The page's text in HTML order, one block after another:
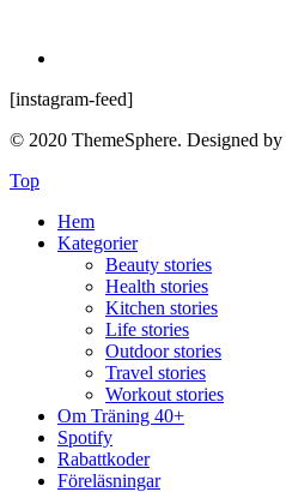
[instagram-feed]
© 2020 ThemeSphere. Designed by
Top
Hem
Kategorier
Beauty stories
Health stories
Kitchen stories
Life stories
Outdoor stories
Travel stories
Workout stories
Om Träning 40+
Spotify
Rabattkoder
Föreläsningar